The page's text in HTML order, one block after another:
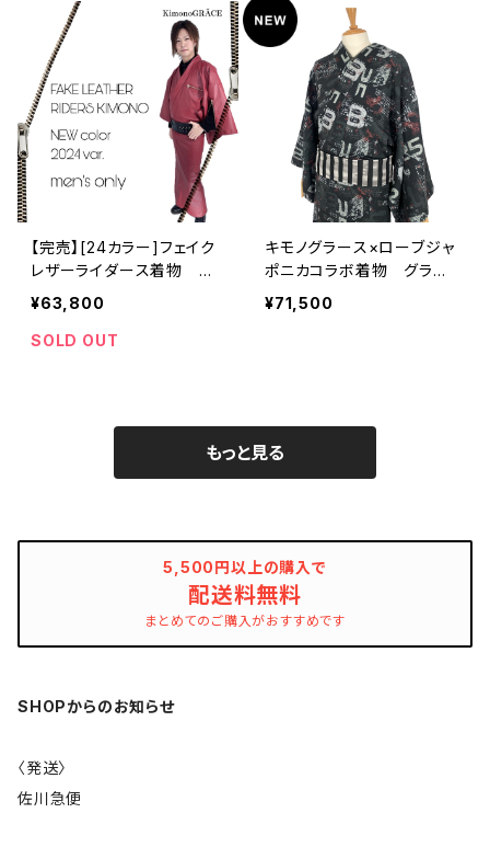
【完売】[24カラー]フェイク
レザーライダース着物 ナ
チュラルワイン メンズ
¥63,800
SOLD OUT
キモノグラース×ローブジャ
ポニカコラボ着物 グラン
ジ ブラック メンズ単
衣 ポリエステル100％
¥71,500
もっと見る
5,500円以上の購入で
配送料無料
まとめてのご購入がおすすめです
SHOPからのお知らせ
〈発送〉
佐川急便